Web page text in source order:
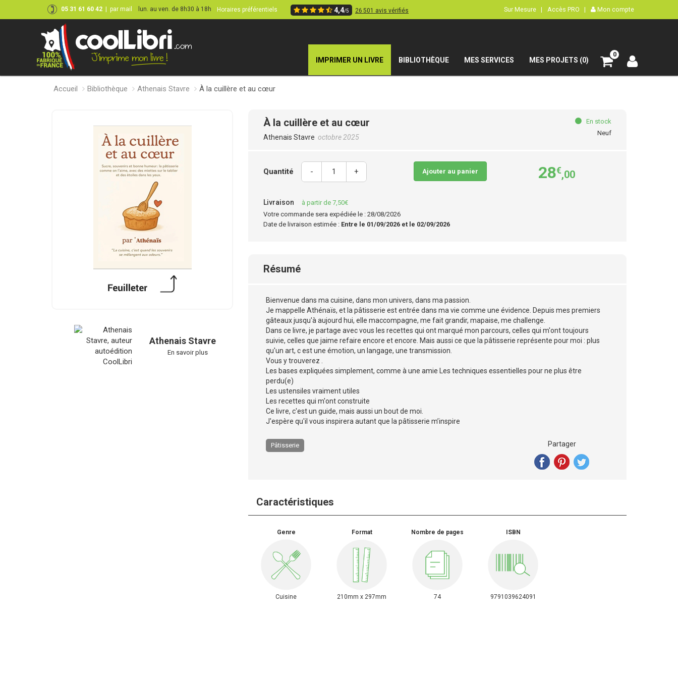
05 31 61 60 42 par mail lun. au ven. de 8h30 à 18h Horaires préférentiels 4,4/5 26 501 avis vérifiés Sur Mesure | Accès PRO | Mon compte
IMPRIMER UN LIVRE BIBLIOTHÈQUE MES SERVICES MES PROJETS (0)
0
Accueil Bibliothèque Athenais Stavre À la cuillère et au cœur
Athenais Stavre
En savoir plus
À la cuillère et au cœur
Athenais Stavre octobre 2025
En stock
Neuf
Quantité - + Ajouter au panier 28€,00
Livraison
à partir de 7,50€
Votre commande sera expédiée le : 28/08/2026
Date de livraison estimée : Entre le 01/09/2026 et le 02/09/2026
Résumé
Bienvenue dans ma cuisine, dans mon univers, dans ma passion.
Je mappelle Athénaïs, et la pâtisserie est entrée dans ma vie comme une évidence. Depuis mes premiers
gâteaux jusqu'à aujourd hui, elle maccompagne, me fait grandir, mapaise, me challenge.
Dans ce livre, je partage avec vous les recettes qui ont marqué mon parcours, celles qui m'ont toujours
suivie, celles que jaime refaire encore et encore. Mais aussi ce que la pâtisserie représente pour moi : plus
qu'un art, c est une émotion, un langage, une transmission.
Vous y trouverez .
Les bases expliquées simplement, comme à une amie Les techniques essentielles pour ne plus être
perdu(e)
Les ustensiles vraiment utiles
Les recettes qui m'ont construite
Ce livre, c'est un guide, mais aussi un bout de moi.
J'espère qu'il vous inspirera autant que la pâtisserie m’inspire
Pâtisserie Partager
Caractéristiques
Genre
Cuisine
Format
210mm x 297mm
Nombre de pages
74
ISBN
9791039624091